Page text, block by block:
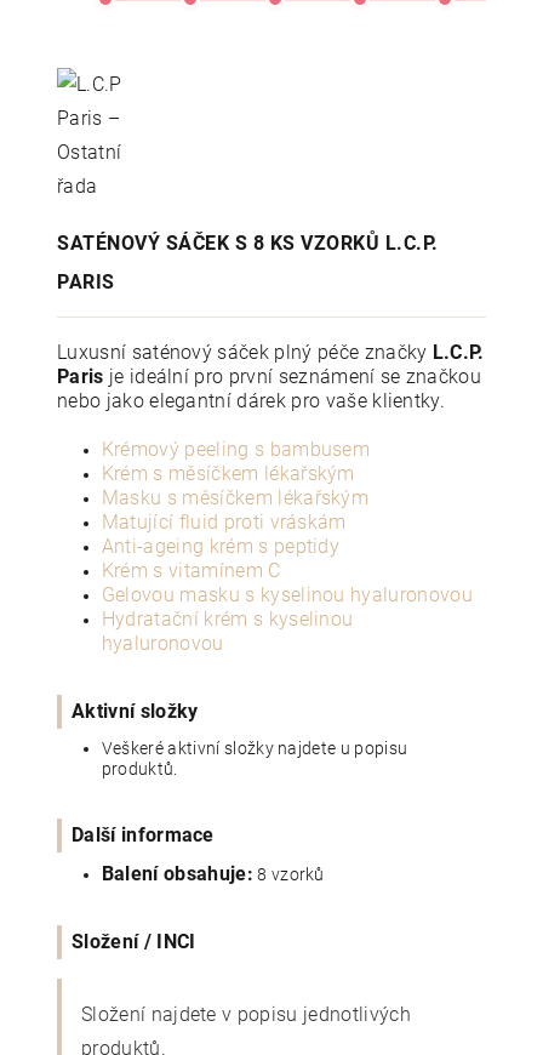
SATÉNOVÝ SÁČEK S 8 KS VZORKŮ L.C.P.
PARIS
Luxusní saténový sáček plný péče značky L.C.P.
Paris je ideální pro první seznámení se značkou
nebo jako elegantní dárek pro vaše klientky.
Krémový peeling s bambusem
Krém s měsíčkem lékařským
Masku s měsíčkem lékařským
Matující fluid proti vráskám
Anti-ageing krém s peptidy
Krém s vitamínem C
Gelovou masku s kyselinou hyaluronovou
Hydratační krém s kyselinou
hyaluronovou
Aktivní složky
Veškeré aktivní složky najdete u popisu
produktů.
Další informace
Balení obsahuje: 8 vzorků
Složení / INCI
Složení najdete v popisu jednotlivých
produktů.